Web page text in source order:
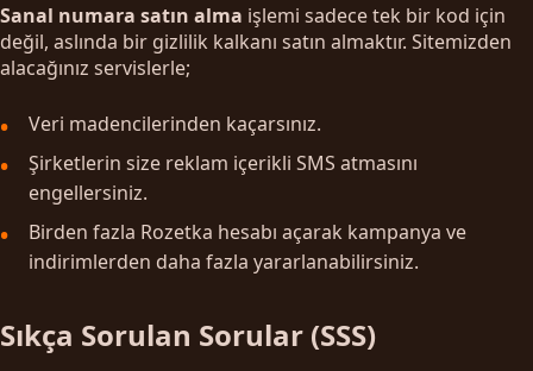
Sanal numara satın alma işlemi sadece tek bir kod için
değil, aslında bir gizlilik kalkanı satın almaktır. Sitemizden
alacağınız servislerle;
Veri madencilerinden kaçarsınız.
Şirketlerin size reklam içerikli SMS atmasını
engellersiniz.
Birden fazla Rozetka hesabı açarak kampanya ve
indirimlerden daha fazla yararlanabilirsiniz.
Sıkça Sorulan Sorular (SSS)